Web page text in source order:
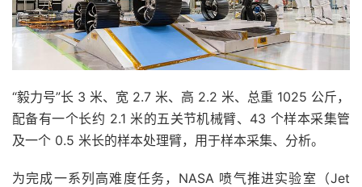
“毅力号”长 3 米、宽 2.7 米、高 2.2 米、总重 1025 公斤，
配备有一个长约 2.1 米的五关节机械臂、43 个样本采集管
及一个 0.5 米长的样本处理臂，用于样本采集、分析。
为完成一系列高难度任务，NASA 喷气推进实验室（Jet